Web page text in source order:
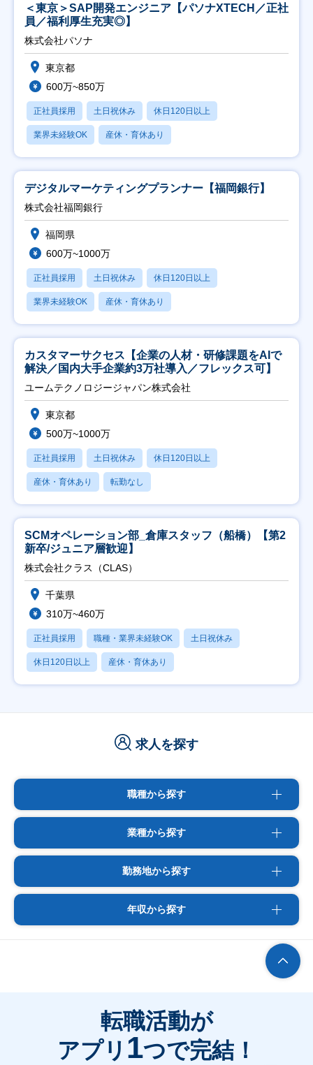
＜東京＞SAP開発エンジニア【パソナXTECH／正社
員／福利厚生充実◎】
株式会社パソナ
東京都
600万~850万
正社員採用 土日祝休み 休日120日以上
業界未経験OK 産休・育休あり
デジタルマーケティングプランナー【福岡銀行】
株式会社福岡銀行
福岡県
600万~1000万
正社員採用 土日祝休み 休日120日以上
業界未経験OK 産休・育休あり
カスタマーサクセス【企業の人材・研修課題をAIで
解決／国内大手企業約3万社導入／フレックス可】
ユームテクノロジージャパン株式会社
東京都
500万~1000万
正社員採用 土日祝休み 休日120日以上
産休・育休あり 転勤なし
SCMオペレーション部_倉庫スタッフ（船橋）【第2
新卒/ジュニア層歓迎】
株式会社クラス（CLAS）
千葉県
310万~460万
正社員採用 職種・業界未経験OK 土日祝休み
休日120日以上 産休・育休あり
求人を探す
職種から探す
業種から探す
勤務地から探す
年収から探す
転職活動が
アプリ 1つで完結！